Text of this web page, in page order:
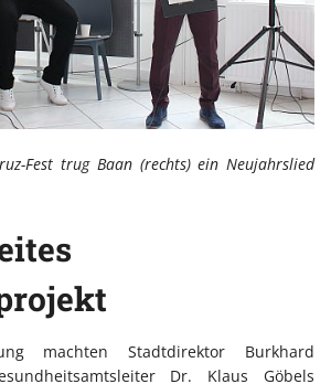
Fest trug Baan (rechts) ein Neujahrslied
machten Stadtdirektor Burkhard
Dr. Klaus Göbels